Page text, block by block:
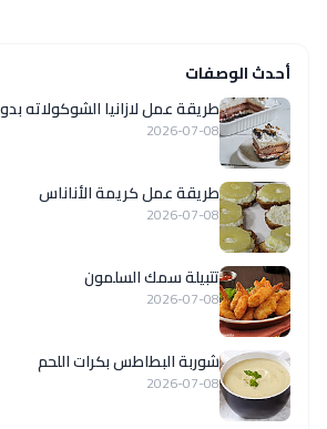
أحدث الوصفات
طريقة عمل لازانيا الشوكولاته
2026-07-08
طريقة عمل كريمة الأناناس
2026-07-08
تتبيلة سمك السلمون
2026-07-08
شوربة البطاطس بكرات اللحم
2026-07-08